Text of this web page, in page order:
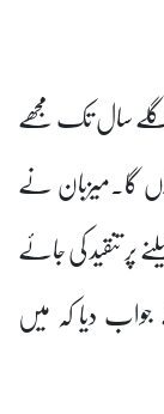
سال تک مجھے
گا۔میزبان نے
پر تنقید کی جائے
دیا کہ میں